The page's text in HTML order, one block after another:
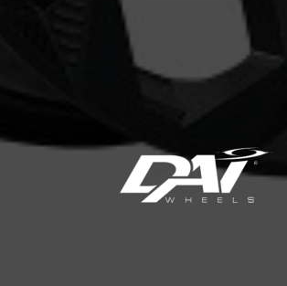
aucun résultat ne convenant parfaitement
aimerions vous aider à trouver le produit
qui se fera un plaisir de rechercher des
une possibilité d'équipement pour votre véhicule,